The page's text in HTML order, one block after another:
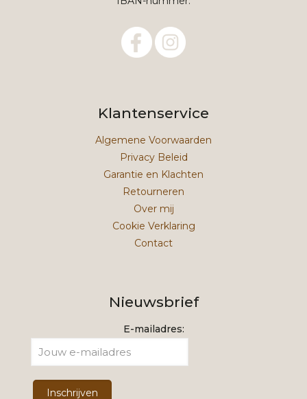
Klantenservice
Algemene Voorwaarden
Privacy Beleid
Garantie en Klachten
Retourneren
Over mij
Cookie Verklaring
Contact
Nieuwsbrief
E-mailadres: